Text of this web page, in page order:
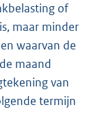
of
maar minder
waarvan de
maand
van
termijn